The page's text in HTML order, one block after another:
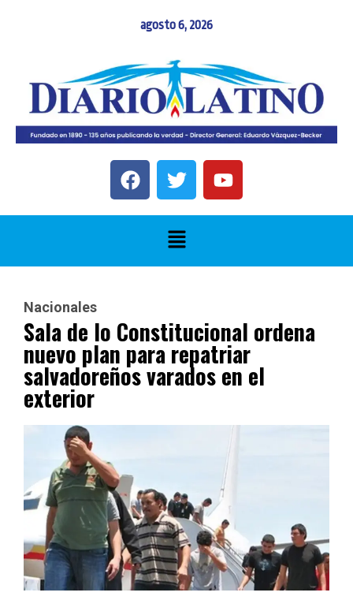
agosto 6, 2026
Nacionales
Sala de lo Constitucional ordena
nuevo plan para repatriar
salvadoreños varados en el
exterior